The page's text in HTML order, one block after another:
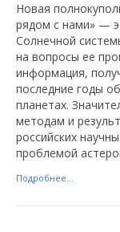
Новая
рядом с нами» —
Солнечной
на вопросы ее
информация,
последние годы
планетах.
методам и
российских
проблемой
Подробнее...